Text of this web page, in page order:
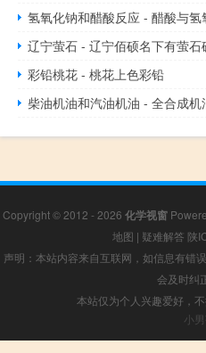
氢氧化钠和醋酸反应 - 醋酸与
辽宁萤石 - 辽宁佰硕名下有萤石
彩铅桃花 - 桃花上色彩铅
柴油机油和汽油机油 - 全合成
Copyright © 2012 - 2026 化学视窗
地图 | 疑难解答 陕
声明：本站内容来自互联网，如信息有错
会及时纠
本站仅为个人兴趣爱好，
小